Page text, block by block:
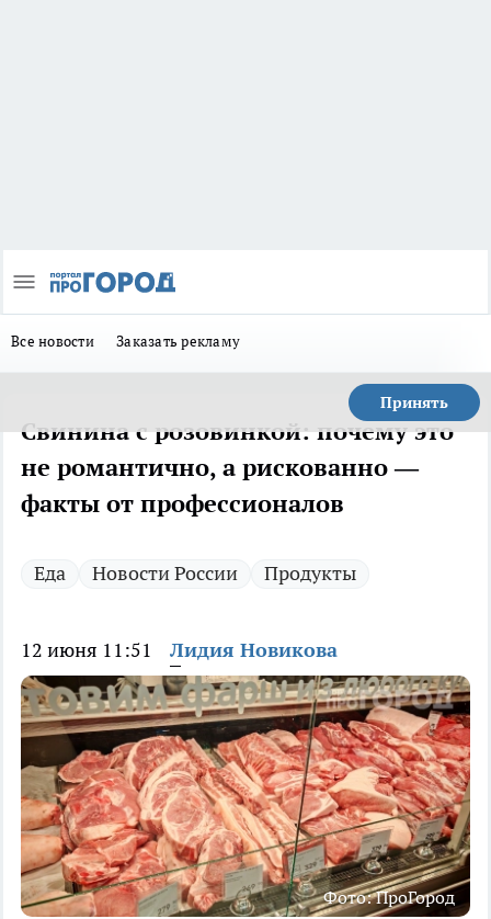
Все новости Заказать рекламу
Принять
Свинина с розовинкой: почему это
не романтично, а рискованно —
факты от профессионалов
Еда Новости России Продукты
12 июня 11:51 Лидия Новикова
Фото: ПроГород